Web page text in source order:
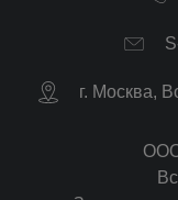
г. Москва,